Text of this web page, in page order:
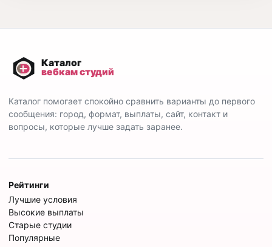
Каталог помогает спокойно сравнить варианты до первого
сообщения: город, формат, выплаты, сайт, контакт и
вопросы, которые лучше задать заранее.
Рейтинги
Лучшие условия
Высокие выплаты
Старые студии
Популярные